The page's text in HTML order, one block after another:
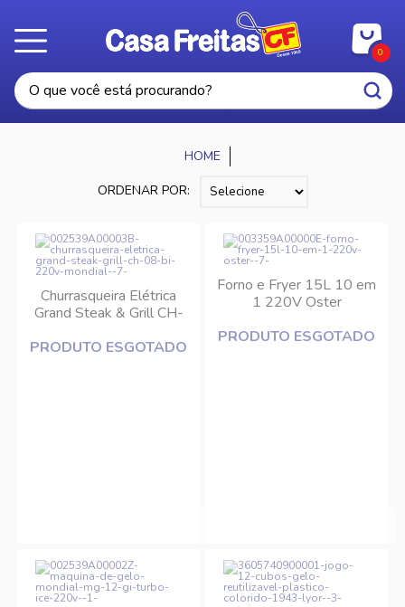
0
ORDENAR POR:
Churrasqueira Elétrica
Grand Steak & Grill CH-
PRODUTO ESGOTADO
Forno e Fryer 15L 10 em
1 220V Oster
PRODUTO ESGOTADO